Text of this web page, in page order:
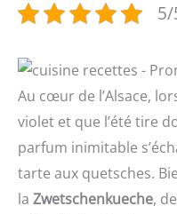
5/
Au cœur de l’Alsace,
violet et que l’été tire
parfum inimitable
tarte aux quetsches.
la Zwetschenkueche,